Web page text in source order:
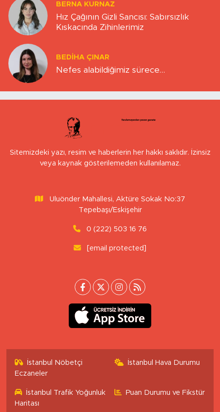
BERNA KURNAZ
Hız Çağının Gizli Sancısı: Sabırsızlık
Kıskacında Zihinlerimiz
BEDIHA ÇINAR
Nefes alabildiğimiz sürece…
Sitemizdeki yazı, resim ve haberlerin her hakkı saklıdır. İzinsiz
veya kaynak gösterilemeden kullanılamaz.
Uluönder Mahallesi, Aktüre Sokak No:37
Tepebaşı/Eskişehir
0 (222) 503 16 76
[email protected]
İstanbul Nöbetçi
Eczaneler
İstanbul Hava Durumu
İstanbul Trafik Yoğunluk
Haritası
Puan Durumu ve Fikstür